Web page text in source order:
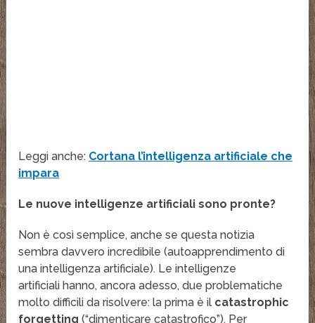
Leggi anche: Cortana l’intelligenza artificiale che
impara
Le nuove intelligenze artificiali sono pronte?
Non è così semplice, anche se questa notizia
sembra davvero incredibile (autoapprendimento di
una intelligenza artificiale). Le intelligenze
artificiali hanno, ancora adesso, due problematiche
molto difficili da risolvere: la prima è il catastrophic
forgetting (“dimenticare catastrofico”). Per